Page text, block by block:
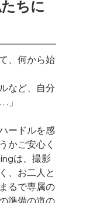
ちに
、何から始
など、自分
」
ードルを感
かご安心く
は、撮影
、お二人と
るで専属の